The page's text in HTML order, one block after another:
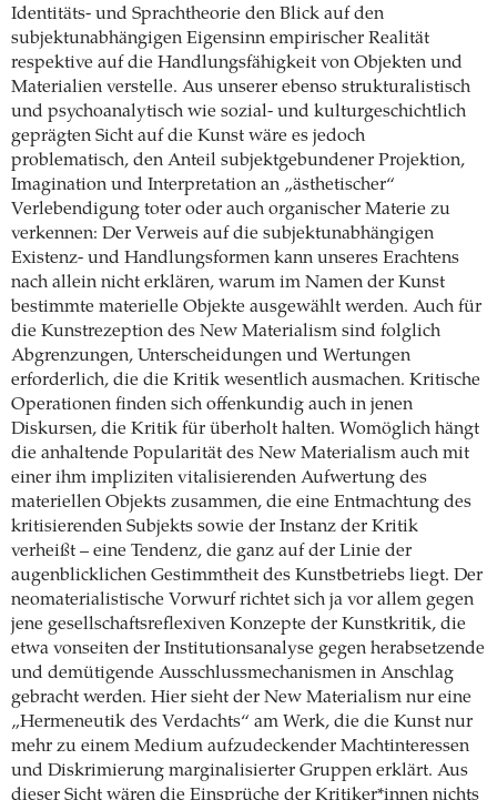
Identitäts- und Sprachtheorie den Blick auf den
subjektunabhängigen Eigensinn empirischer Realität
respektive auf die Handlungsfähigkeit von Objekten und
Materialien verstelle. Aus unserer ebenso strukturalistisch
und psychoanalytisch wie sozial- und kulturgeschichtlich
geprägten Sicht auf die Kunst wäre es jedoch
problematisch, den Anteil subjektgebundener Projektion,
Imagination und Interpretation an „ästhetischer“
Verlebendigung toter oder auch organischer Materie zu
verkennen: Der Verweis auf die subjektunabhängigen
Existenz- und Handlungsformen kann unseres Erachtens
nach allein nicht erklären, warum im Namen der Kunst
bestimmte materielle Objekte ausgewählt werden. Auch für
die Kunstrezeption des New Materialism sind folglich
Abgrenzungen, Unterscheidungen und Wertungen
erforderlich, die die Kritik wesentlich ausmachen. Kritische
Operationen finden sich offenkundig auch in jenen
Diskursen, die Kritik für überholt halten. Womöglich hängt
die anhaltende Popularität des New Materialism auch mit
einer ihm impliziten vitalisierenden Aufwertung des
materiellen Objekts zusammen, die eine Entmachtung des
kritisierenden Subjekts sowie der Instanz der Kritik
verheißt – eine Tendenz, die ganz auf der Linie der
augenblicklichen Gestimmtheit des Kunstbetriebs liegt. Der
neomaterialistische Vorwurf richtet sich ja vor allem gegen
jene gesellschaftsreflexiven Konzepte der Kunstkritik, die
etwa vonseiten der Institutionsanalyse gegen herabsetzende
und demütigende Ausschlussmechanismen in Anschlag
gebracht werden. Hier sieht der New Materialism nur eine
„Hermeneutik des Verdachts“ am Werk, die die Kunst nur
mehr zu einem Medium aufzudeckender Machtinteressen
und Diskrimierung marginalisierter Gruppen erklärt. Aus
dieser Sicht wären die Einsprüche der Kritiker*innen nichts